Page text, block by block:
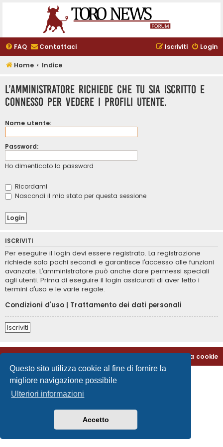
Questo sito utilizza cookie al fine di fornire la
migliore navigazione possibile
Ulteriori informazioni
Accetto
FAQ Contattaci Login
Iscriviti
Home Indice
L’amministratore richiede che tu sia iscritto e
connesso per vedere i profili utente.
Nome utente:
Password:
Ho dimenticato la password
Ricordami
Nascondi il mio stato per questa sessione
ISCRIVITI
Per eseguire il login devi essere registrato. La registrazione
richiede solo pochi secondi e garantisce l’accesso alle funzioni
avanzate. L’amministratore può anche dare permessi speciali
agli utenti. Prima di eseguire il login assicurati di aver letto i
termini d’uso e le varie regole.
Condizioni d’uso | Trattamento dei dati personali
Iscriviti
Cancella cookie